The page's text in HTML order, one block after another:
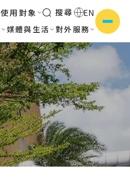
使用對象 搜尋 EN
媒體與生活 對外服務
側選單